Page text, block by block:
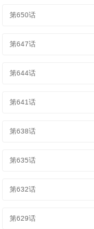
第650话
第647话
第644话
第641话
第638话
第635话
第632话
第629话